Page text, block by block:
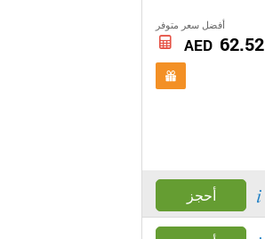
أفضل سعر متوفر
62.52
أحجز